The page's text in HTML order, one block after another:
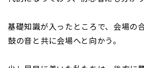
基礎知識が入ったところで、会場の
鼓の音と共に会場へと向かう。